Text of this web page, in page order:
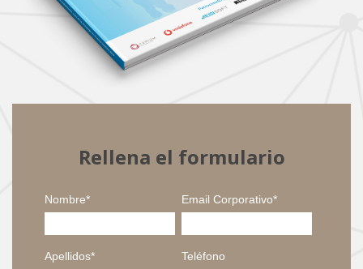
Rellena el formulario
Nombre*
Apellidos*
Email Corporativo*
Teléfono